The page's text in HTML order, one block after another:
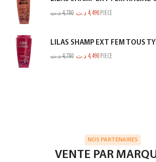
4,780د.ت 4,490 د.ت PIECE
4,780د.ت 4,490 د.ت PIECE
NOS PARTENAIRES
VENTE PAR